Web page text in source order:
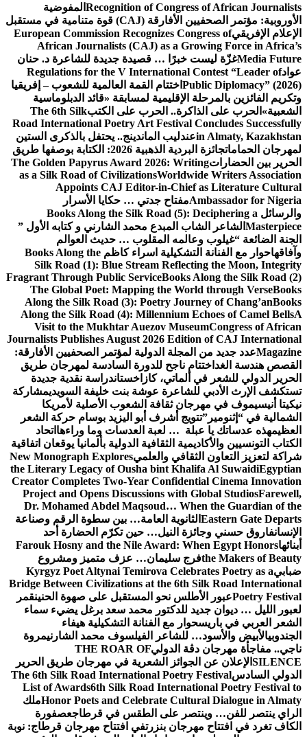
Recognition of Congress of African Journalists المفوضية
الأوروبية: مؤتمر الصحفيين الأفارقة (CAJ) قوة متنامية في مستقبل
الإعلام الإفريقيEuropean Commission Recognizes Congress of
African Journalists (CAJ) as a Growing Force in Africa’s
Media Futureغزّة ليست خبرًا … قصيدة جديدة للشاعرة د. حنان
عوادRegulations for the V International Contest “Leader of
Public Diplomacy” (2026) اختتام القمة العالمية للشعوب – إفريقيا
وتكريم الفائزين بالمرحلة الإقليمية لمسابقة «قائد الدبلوماسية
الشعبية» الحرب على الذاكرة.. الحرب على الكتبThe 6th Silk
Road International Poetry Art Festival Concludes Successfully
in Almaty, Kazakhstanعندليب الماندينج.. يحتفل بالذكرى الستين
لمهرجان الحمامات
جائزة البردية الذهبية 2026: الكتابة بوصفها طريق
الحرير بين الحضاراتThe Golden Papyrus Award 2026: Writing
as a Silk Road of CivilizationsWorldwide Writers Association
Appoints CAJ Editor-in-Chief as Literature Cultural
Ambassador for Nigeriaمفتاح جدتي … حكايا الأسرار
والرسائل Books Along the Silk Road (5): Deciphering a
Masterpiece الشاعر الشاب المبدع محمد الشارني و كتابه الأول ”
الجنة الضائعة “غيلوب وعالمه المقلوب … حديث العوالم
وآفاقهاحوار مع الفنانة التشكيلية اسراء كاظم Books Along the
Silk Road (1): Blue Stream Reflecting the Moon, Integrity
Fragrant Through Public ServiceBooks Along the Silk Road (2)
The Global Poet: Mapping the World through VerseBooks
Along the Silk Road (3): Poetry Journey of Chang’anBooks
Along the Silk Road (4): Millennium Echoes of Camel BellsA
Visit to the Mukhtar Auezov MuseumCongress of African
Journalists Publishes August 2026 Edition of CAJ International
Magazineعدد جديد من المجلة الدولية لمؤتمر الصحفيين الأفارقة:
القصص هندسة الغد اختتام ناجح للدورة السادسة لمهرجان طريق
الحرير الدولي للشعر في ألماتي، كازاخستاندراسة نقدية جديدة
تستكشف الإرث الأدبي للشاعرة عوشة بنت خليفة السويديمشاركة
نيكيتا أنيسيموف في مهرجان ثقافة الشعوب الأصلية لأمريكا
الشمالية في “إثنومير”تتويج أشرف أبو اليزيد بوسام حركة الشعر
العظيمهذه عدساتك يا عبلة … لعبة العدسات وما وراءها اتحاد
الكتاب التونسيين والأكاديمية الثقافية الدولية بألمانيا يوقعان اتفاقية
شراكة لتعزيز التعاون الثقافي والعلميNew Monograph Explores
the Literary Legacy of Ousha bint Khalifa Al SuwaidiEgyptian
Creator Completes Two-Year Confidential Cinema Innovation
Project and Opens Discussions with Global StudiosFarewell,
Dr. Mohamed Abdel Maqsoud… When the Guardian of the
Eastern Gate Departs الثانوية العامة… بين سطوة الرقم وصناعة
الإنسانفاروق حسني وجائزة النيل… حين تكرّم الحضارة أحد
أبنائهاFarouk Hosny and the Nile Award: When Egypt Honors
the Makers of Beautyفرج سليمان… عزف متميز ومشروع
ضبابيKyrgyz Poet Altynai Temirova Celebrates Poetry as a
Bridge Between Civilizations at the 6th Silk Road International
Poetry Festivalعبور الأطلس نحو المستقبل على صهوة الحنينقمر
لعبور الليل … ديوان جديد للدكتور محمد سعد برغل يضيء سماء
الشعر العربي في باريسحوار مع الفنانة التشكيلية هيفاء
الجندوبيالأبيض والأسود… للشاعر الفيلسوف محمد الشارنيمروة
ناجي.. مفاجأة مهرجان دڨة الدوليTHE ROAR OF
SILENCE الإعلان عن الجوائز الشعرية في مهرجان طريق الحرير
الدولي السادسThe 6th Silk Road International Poetry Festival
List of Awards6th Silk Road International Poetry Festival to
Honor Poets and Celebrate Cultural Dialogue in Almatyملك
الراي ينتصر للفن… وينتصر على الطقس في قرطاجعصفورة
الكاف تغرد في افتتاح مهرجان بنزرتفي افتتاح مهرجان قرطاج: نوبة